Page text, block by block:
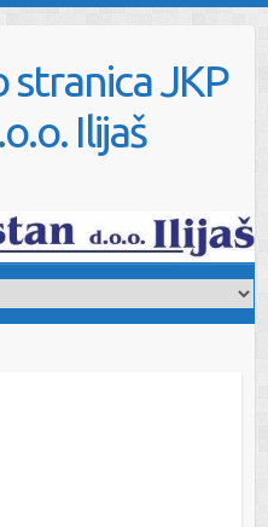
stranica JKP
Ilijaš